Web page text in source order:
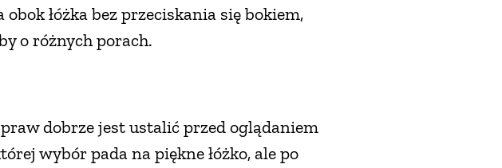
łóżka bez przeciskania się bokiem,
o różnych porach.
dobrze jest ustalić przed oglądaniem
wybór pada na piękne łóżko, ale po